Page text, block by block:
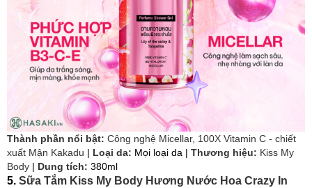
Thành phần nổi bật: Công nghệ Micellar, 100X Vitamin C - chiết
xuất Mận Kakadu | Loại da: Mọi loại da | Thương hiệu: Kiss My
Body | Dung tích: 380ml
5. Sữa Tắm Kiss My Body Hương Nước Hoa Crazy In